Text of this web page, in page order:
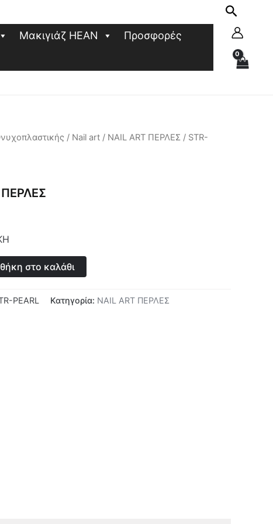
Μακιγιάζ HEAN
Προσφορές
/ Nail art / NAIL ART ΠΕΡΛΕΣ / STR-
ΠΕΡΛΕΣ
στο καλάθι
PEARL Κατηγορία: NAIL ART ΠΕΡΛΕΣ